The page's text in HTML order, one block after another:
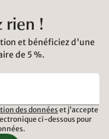
rien !
et bénéficiez d'une
de 5 %.
des donnéeset j'accepte
ci-dessous pour